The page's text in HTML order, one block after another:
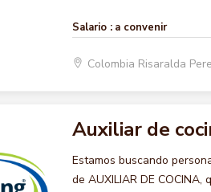
Salario : a convenir
Colombia Risaralda
Auxiliar de
Estamos buscando
de AUXILIAR DE